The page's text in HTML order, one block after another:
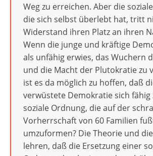
Weg zu erreichen. Aber die
die sich selbst überlebt hat, tritt
Widerstand ihren Platz an ihren
Wenn die junge und kräftige
als unfähig erwies, das Wuchern
und die Macht der Plutokratie zu
ist es da möglich zu hoffen, daß
verwüstete Demokratie sich fähig
soziale Ordnung, die auf der
Vorherrschaft von 60 Familien
umzuformen? Die Theorie und
lehren, daß die Ersetzung einer